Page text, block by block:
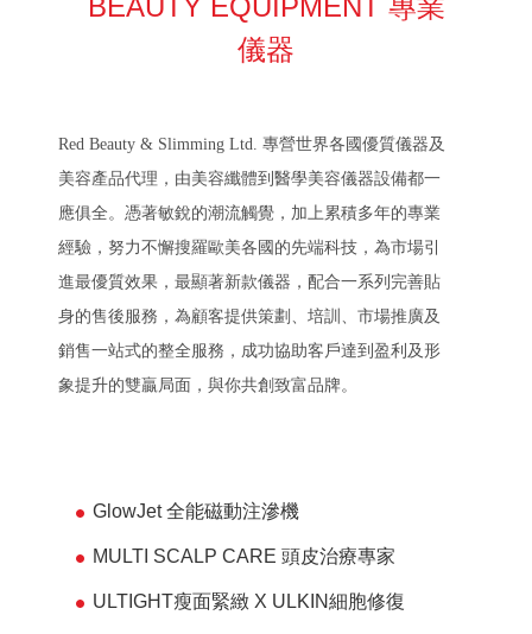
儀器
Red Beauty & Slimming Ltd. 專營世界各國優質儀器及
美容產品代理，由美容纖體到醫學美容儀器設備都一
應俱全。憑著敏銳的潮流觸覺，加上累積多年的專業
經驗 ， 努力不懈搜羅歐美各國的先端科技，為市場引
進最優質效果，最顯著新款儀器，配合一系列完善貼
身的售後服務，為顧客提供策劃、培訓、市場推廣及
銷售一站式的整全服務，成功協助客戶達到盈利及形
象提升的雙贏局面，與你共創致富品牌。
GlowJet 全能磁動注滲機
MULTI SCALP CARE 頭皮治療專家
ULTIGHT瘦面緊緻 X ULKIN細胞修復